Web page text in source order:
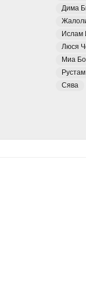
Дима
Ислам
Люся
Миа
Сява